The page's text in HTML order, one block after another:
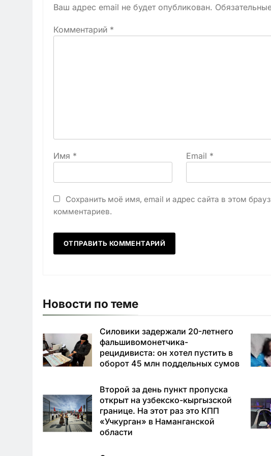
Ваш адрес email не будет опубликован.
Комментарий *
Имя * Email *
Сохранить моё имя, email и адрес сайта в этом
комментариев.
Новости по теме
Силовики задержали 20-летнего
фальшивомонетчика-
рецидивиста: он хотел пустить в
оборот 45 млн поддельных сумов
Второй за день пункт пропуска
открыт на узбекско-кыргызской
границе. На этот раз это КПП
«Учкурган» в Наманганской
области